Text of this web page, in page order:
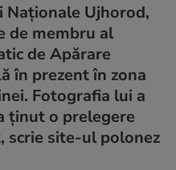
Ujhorod,
de membru al
de Apărare
în prezent în zona
Fotografia lui a
ținut o prelegere
scrie site-ul polonez